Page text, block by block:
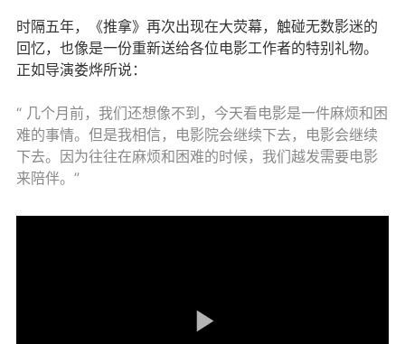
时隔五年，《推拿》再次出现在大荧幕，触碰无数影迷的
回忆，也像是一份重新送给各位电影工作者的特别礼物。
正如导演娄烨所说：
“ 几个月前，我们还想像不到，今天看电影是一件麻烦和困
难的事情。但是我相信，电影院会继续下去，电影会继续
下去。因为往往在麻烦和困难的时候，我们越发需要电影
来陪伴。”